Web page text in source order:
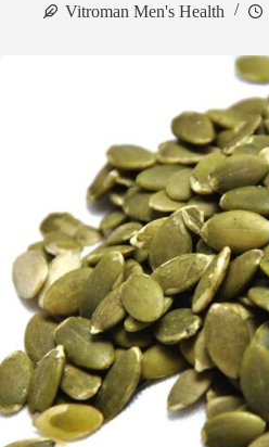
Vitroman Men's Health